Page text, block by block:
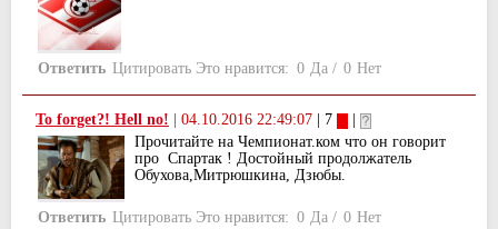
Ответить Цитировать Это нравится: 0 Да / 0 Нет
To forget?! Hell no! 04.10.2016 22:49:07 | 7
Прочитайте на Чемпионат.ком что он говорит
про Спартак ! Достойный продолжатель
Обухова,Митрюшкина, Дзюбы.
Ответить Цитировать Это нравится: 0 Да / 0 Нет